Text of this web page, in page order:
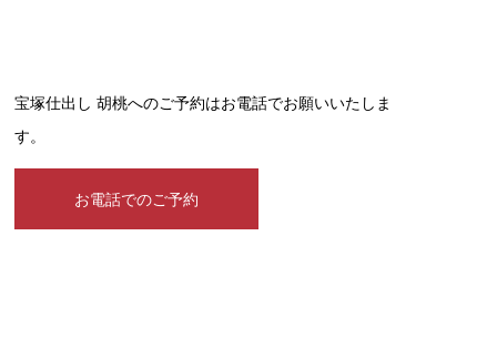
宝塚仕出し 胡桃へのご予約はお電話でお願いいたしま
す。
お電話でのご予約